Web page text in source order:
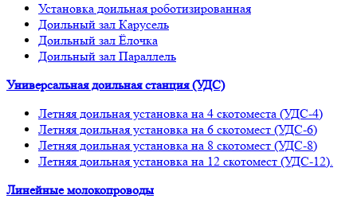
Установка доильная роботизированная
Доильный зал Карусель
Доильный зал Ёлочка
Доильный зал Параллель
Универсальная доильная станция (УДС)
Летняя доильная установка на 4 скотоместа (УДС-4)
Летняя доильная установка на 6 скотомест (УДС-6)
Летняя доильная установка на 8 скотомест (УДС-8)
Летняя доильная установка на 12 скотомест (УДС-12).
Линейные молокопроводы